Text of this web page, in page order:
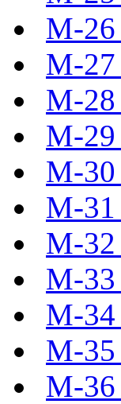
M-26
M-27
M-28
M-29
M-
M-
M-32
M-33
M-34
M-35
M-36